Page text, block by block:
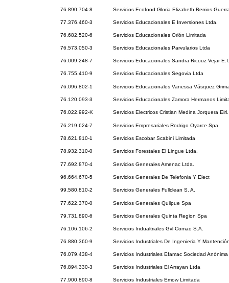
76.890.704-8 Servicios Ecofood Gloria Elizabeth Berrios
77.376.460-3 Servicios Educacionales E Inversiones Ltda.
76.682.520-6 Servicios Educacionales Orión Limitada
76.573.050-3 Servicios Educacionales Parvularios Ltda
76.009.248-7 Servicios Educacionales Sandra Ricouz Vejar
76.755.410-9 Servicios Educacionales Segovia Ltda
76.096.802-1 Servicios Educacionales Vanessa Vásquez
76.120.093-3 Servicios Educacionales Zamora Hermanos
76.022.992-K Servicios Electricos Cristian Medina Jorquera Eirl.
76.219.624-7 Servicios Empresariales Rodrigo Oyarce Spa
78.621.810-1 Servicios Escobar Scabini Limitada
78.932.310-0 Servicios Forestales El Lingue Ltda.
77.692.870-4 Servicios Generales Amenac Ltda.
96.664.670-5 Servicios Generales De Telefonia Y Elect
99.580.810-2 Servicios Generales Fullclean S. A.
77.622.370-0 Servicios Generales Quilpue Spa
79.731.890-6 Servicios Generales Quinta Region Spa
76.106.106-2 Servicios Indualtriales Gvl Comao S.A.
76.880.360-9 Servicios Industriales De Ingenieria Y
76.079.438-4 Servicios Industriales Efamac Sociedad Anónima
76.894.330-3 Servicios Industriales El Arrayan Ltda
77.900.890-8 Servicios Industriales Emow Limitada